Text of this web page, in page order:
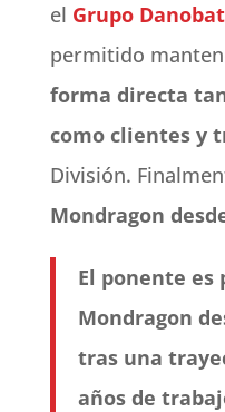
el Grupo
permitido
forma directa
como clientes y
División.
Mondragon
El ponente es
Mondragon
tras una
años de